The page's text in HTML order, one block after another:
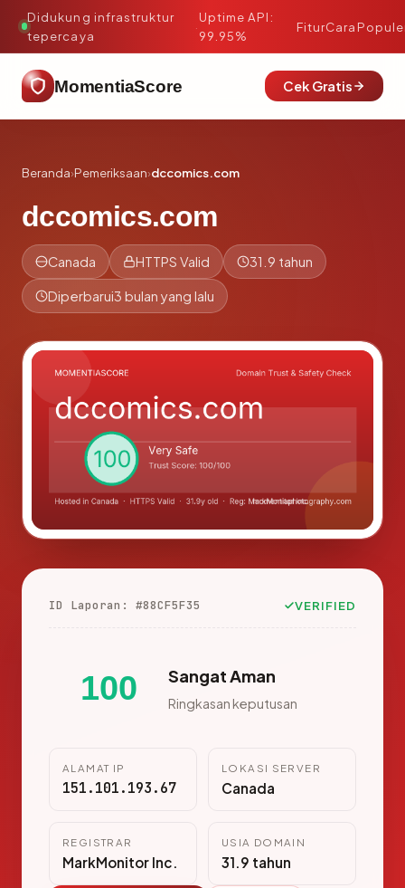
Didukung infrastruktur
tepercaya
·
Uptime API:
99.95%
FiturCara
MomentiaScore Cek Gratis
Beranda›Pemeriksaan›dccomics.com
dccomics.com
Canada HTTPS Valid 31.9 tahun
Diperbarui3 bulan yang lalu
ID Laporan: #88CF5F35 VERIFIED
100 Sangat Aman
Ringkasan keputusan
ALAMAT IP
151.101.193.67
LOKASI SERVER
Canada
REGISTRAR
MarkMonitor Inc.
USIA DOMAIN
31.9 tahun